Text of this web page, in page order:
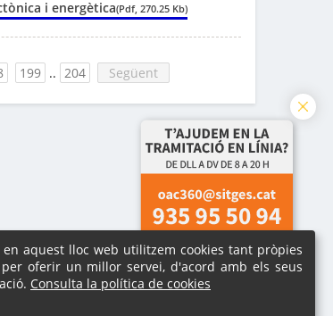
i energètica(Pdf, 270.25 Kb)
199 .. 204 Següent
aquest lloc web utilitzem cookies tant pròpies
oferir un millor servei, d'acord amb els seus
Consulta la política de cookies